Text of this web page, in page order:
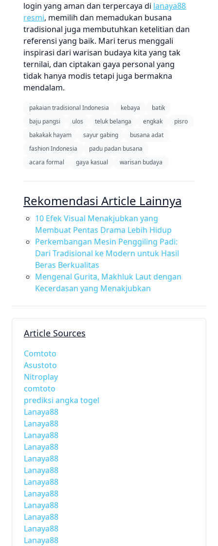
login yang aman dan terpercaya di lanaya88
resmi, memilih dan memadukan busana
tradisional juga membutuhkan ketelitian dan
referensi yang baik. Mari terus menggali
inspirasi dari warisan budaya kita yang tak
ternilai, dan ciptakan gaya personal yang
tidak hanya modis tetapi juga bermakna
mendalam.
pakaian tradisional Indonesia kebaya
batik
baju pangsi
ulos teluk belanga engkak
pisro
bakakak hayam
sayur gabing
busana adat
fashion Indonesia
padu padan busana
acara formal
gaya kasual warisan budaya
Rekomendasi Article Lainnya
10 Efek Visual Menakjubkan yang
Membuat Pentas Drama Lebih Hidup
Perkembangan Mesin Penggiling Padi:
Dari Tradisional ke Modern untuk Hasil
Beras Berkualitas
Mengenal Gurita, Makhluk Laut dengan
Kecerdasan yang Menakjubkan
Article Sources
Comtoto
Asustoto
Nitroplay
comtoto
prediksi angka togel
Lanaya88
Lanaya88
Lanaya88
Lanaya88
Lanaya88
Lanaya88
Lanaya88
Lanaya88
Lanaya88
Lanaya88
Lanaya88
Lanaya88